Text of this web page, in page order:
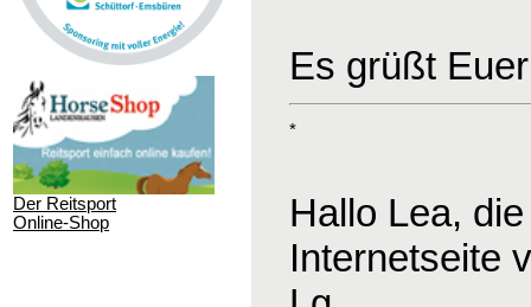
Der Reitsport
Online-Shop
Es grüßt
*
Hallo Lea,
Internetseite